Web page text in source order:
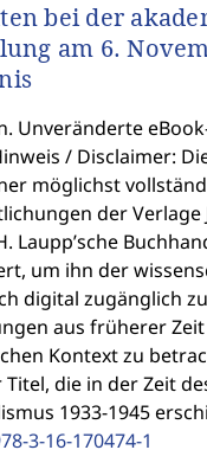
bei der
am 6.
Unveränderte
/ Disclaimer:
möglichst
der Verlage
Laupp’sche
um ihn der
digital zugänglich
aus früherer
Kontext zu
die in der Zeit
1933-1945
3-16-170474-1